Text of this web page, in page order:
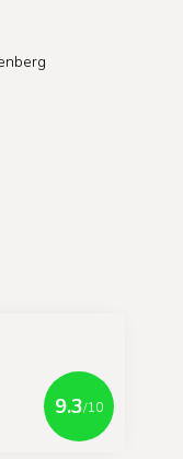
9.3/10